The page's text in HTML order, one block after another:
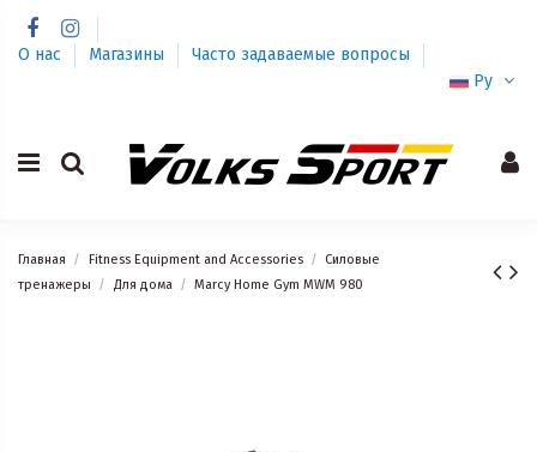
О нас Магазины
Часто задаваемые вопросы
Ру
Главная Fitness Equipment and Accessories
Силовые
тренажеры
Для дома Marcy Home Gym MWM 980